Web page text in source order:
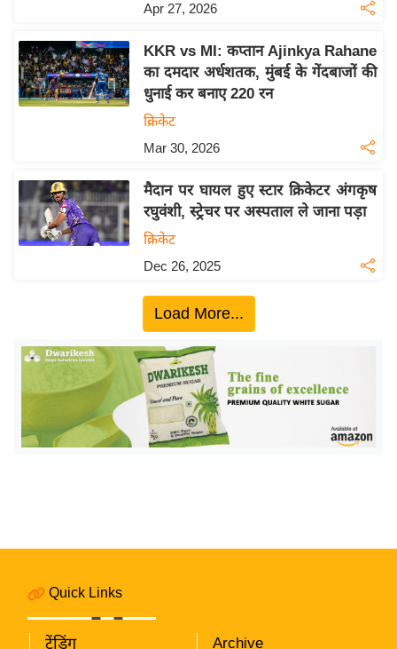
ट
I
P
0
2
6
क्रा
-
प
मि
ल
श
Apr 27, 2026
KKR vs MI: कप्तान Ajinkya Rahane
का दमदार अर्धशतक, मुंबई के गेंदबाजों की
धुनाई कर बनाए 220 रन
क्रिकेट
Mar 30, 2026
मैदान पर घायल हुए स्टार क्रिकेटर अंगकृष
रघुवंशी, स्ट्रेचर पर अस्पताल ले जाना पड़ा
क्रिकेट
Dec 26, 2025
Load More...
Quick Links
ट्रेंडिंग Archive